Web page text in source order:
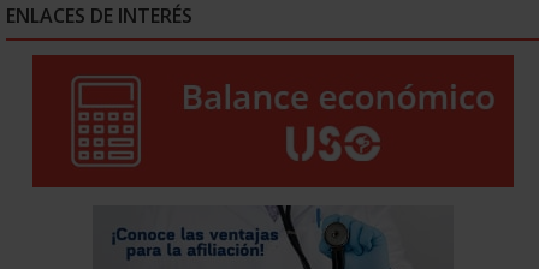
ENLACES DE INTERÉS